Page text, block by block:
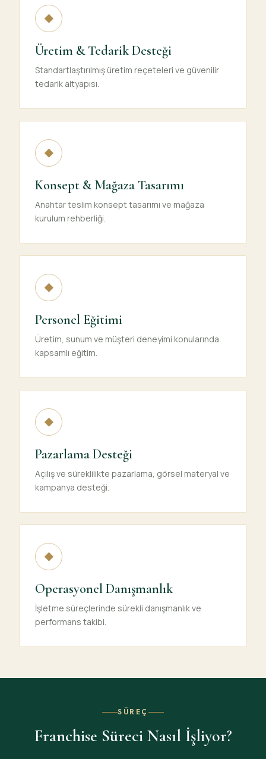
◆
Üretim & Tedarik Desteği
Standartlaştırılmış üretim reçeteleri ve güvenilir
tedarik altyapısı.
◆
Konsept & Mağaza Tasarımı
Anahtar teslim konsept tasarımı ve mağaza
kurulum rehberliği.
◆
Personel Eğitimi
Üretim, sunum ve müşteri deneyimi konularında
kapsamlı eğitim.
◆
Pazarlama Desteği
Açılış ve süreklilikte pazarlama, görsel materyal ve
kampanya desteği.
◆
Operasyonel Danışmanlık
İşletme süreçlerinde sürekli danışmanlık ve
performans takibi.
SÜREÇ
Franchise Süreci Nasıl İşliyor?